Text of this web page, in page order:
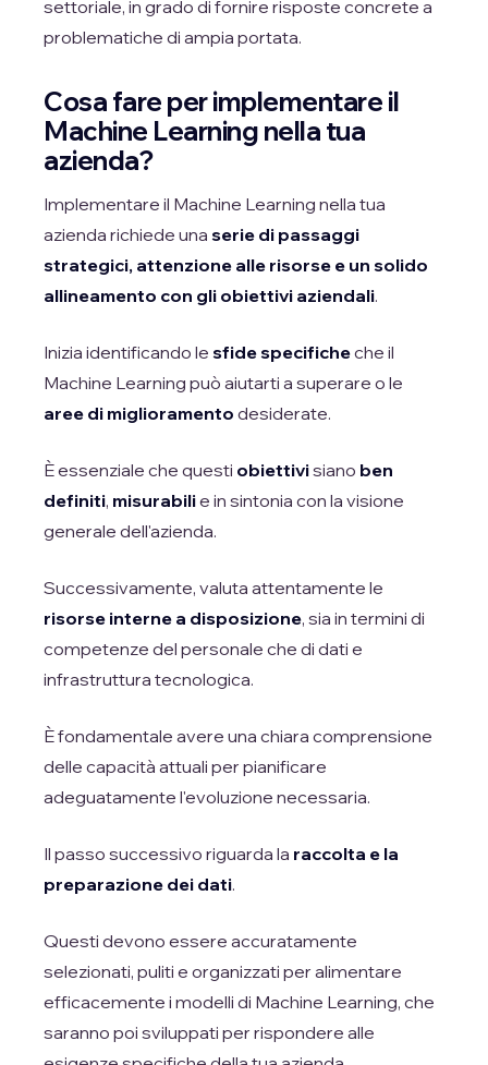
settoriale, in grado di fornire risposte concrete a
problematiche di ampia portata.
Cosa fare per implementare il
Machine Learning nella tua
azienda?
Implementare il Machine Learning nella tua
azienda richiede una serie di passaggi
strategici, attenzione alle risorse e un solido
allineamento con gli obiettivi aziendali.
Inizia identificando le sfide specificheche il
Machine Learning può aiutarti a superare o le
aree di miglioramento desiderate.
È essenziale che questi obiettivisiano ben
definiti, misurabilie in sintonia con la visione
generale dell'azienda.
Successivamente, valuta attentamente le
risorse interne a disposizione, sia in termini di
competenze del personale che di dati e
infrastruttura tecnologica.
È fondamentale avere una chiara comprensione
delle capacità attuali per pianificare
adeguatamente l'evoluzione necessaria.
Il passo successivo riguarda la raccolta e la
preparazione dei dati.
Questi devono essere accuratamente
selezionati, puliti e organizzati per alimentare
efficacemente i modelli di Machine Learning, che
saranno poi sviluppati per rispondere alle